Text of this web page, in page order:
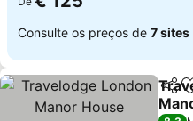
Consulte os preços de 7 sites